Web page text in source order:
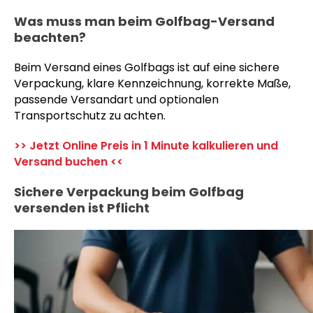
Was muss man beim Golfbag-Versand
beachten?
Beim Versand eines Golfbags ist auf eine sichere
Verpackung, klare Kennzeichnung, korrekte Maße,
passende Versandart und optionalen
Transportschutz zu achten.
>> Jetzt Online Preis in 1 Minute kalkulieren und
Versand buchen <<
Sichere Verpackung beim Golfbag
versenden ist Pflicht